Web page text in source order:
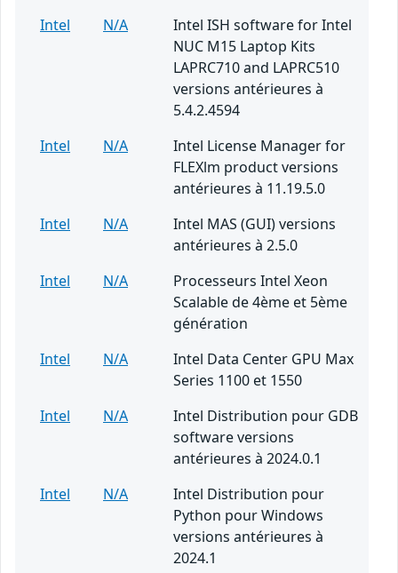
Intel
N/A
Intel ISH software for Intel
NUC M15 Laptop Kits
LAPRC710 and LAPRC510
versions antérieures à
5.4.2.4594
Intel
N/A
Intel License Manager for
FLEXlm product versions
antérieures à 11.19.5.0
Intel
N/A
Intel MAS (GUI) versions
antérieures à 2.5.0
Intel
N/A
Processeurs Intel Xeon
Scalable de 4ème et 5ème
génération
Intel
N/A
Intel Data Center GPU Max
Series 1100 et 1550
Intel
N/A
Intel Distribution pour GDB
software versions
antérieures à 2024.0.1
Intel
N/A
Intel Distribution pour
Python pour Windows
versions antérieures à
2024.1